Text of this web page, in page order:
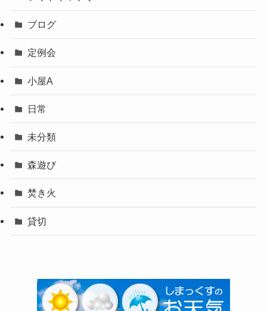
ブログ
定例会
小屋A
日常
未分類
森遊び
焚き火
貸切